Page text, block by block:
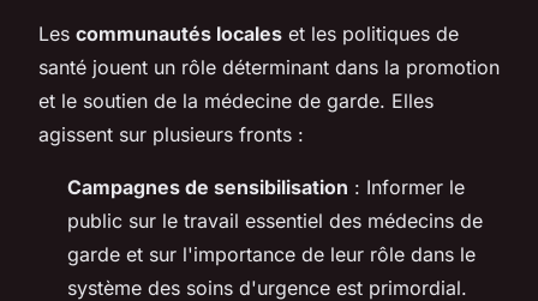
Les communautés locales et les politiques de
santé jouent un rôle déterminant dans la promotion
et le soutien de la médecine de garde. Elles
agissent sur plusieurs fronts :
Campagnes de sensibilisation : Informer le
public sur le travail essentiel des médecins de
garde et sur l'importance de leur rôle dans le
système des soins d'urgence est primordial.